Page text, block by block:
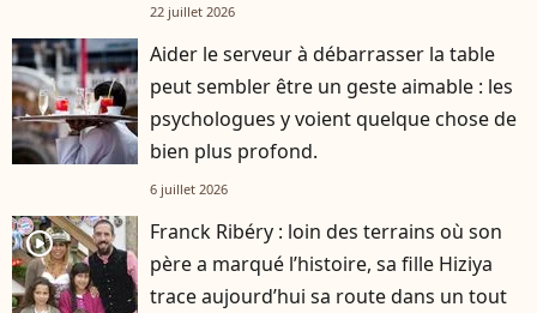
22 juillet 2026
Aider le serveur à débarrasser la table
peut sembler être un geste aimable : les
psychologues y voient quelque chose de
bien plus profond.
6 juillet 2026
player2
Franck Ribéry : loin des terrains où son
père a marqué l’histoire, sa fille Hiziya
trace aujourd’hui sa route dans un tout